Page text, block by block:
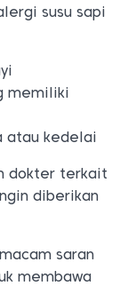
susu sapi
memiliki
atau kedelai
dokter terkait
diberikan
saran
membawa